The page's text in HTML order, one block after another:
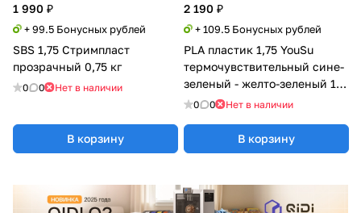
1 990 ₽
+ 99.5 Бонусных рублей
SBS 1,75 Стримпласт
прозрачный 0,75 кг
0 0 Нет в наличии
В корзину
2 190 ₽
+ 109.5 Бонусных рублей
PLA пластик 1,75 YouSu
термочувствительный сине-
зеленый - желто-зеленый 1
кг0 0 Нет в наличии
В корзину